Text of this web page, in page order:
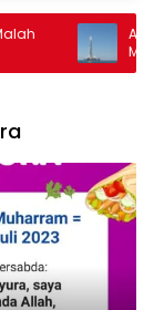
Apa Guna
Masalah